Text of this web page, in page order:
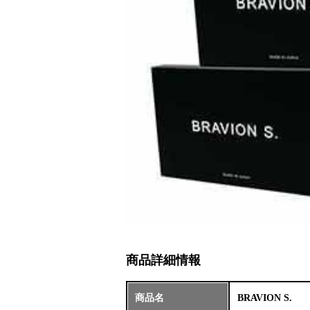
商品詳細情報
商品名 BRAVION S.